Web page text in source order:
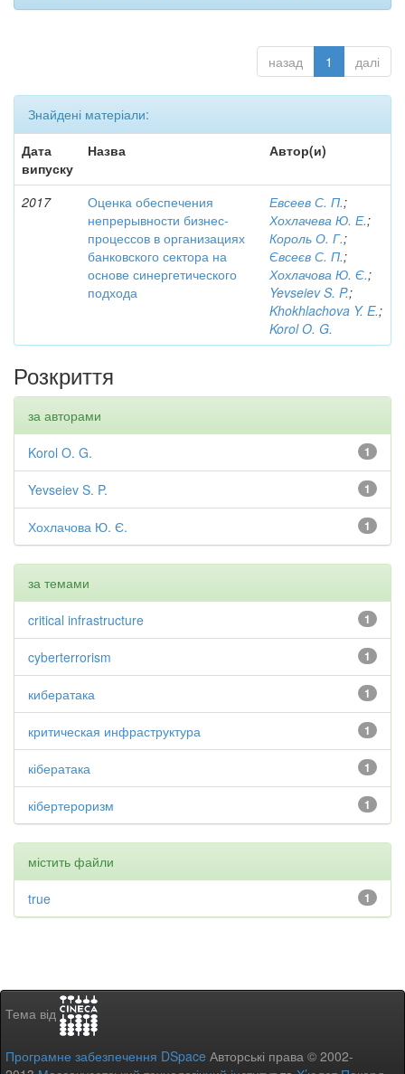
назад 1 далі
Знайдені матеріали:
Дата
випуску
Назва Автор(и)
2017
Оценка обеспечения
непрерывности бизнес-
процессов в организациях
банковского сектора на
основе синергетического
подхода
Евсеев С. П.;
Хохлачева Ю. Е.;
Король О. Г.;
Євсеєв С. П.;
Хохлачова Ю. Є.;
Yevseiev S. P.;
Khokhlachova Y. E.;
Korol O. G.
Розкриття
за авторами
1
Korol O. G.
1
Yevseiev S. P.
1
Хохлачова Ю. Є.
за темами
1
critical infrastructure
1
cyberterrorism
1
кибератака
1
критическая инфраструктура
1
кібератака
1
кібертероризм
містить файли
1
true
Тема від
Програмне забезпечення DSpace Авторські права © 2002-